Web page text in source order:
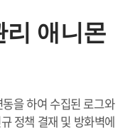
리 애니몬
을 하여 수집된 로그와
정책 결재 및 방화벽에